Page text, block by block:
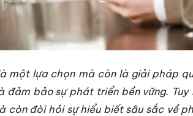
một lựa chọn mà còn là giải pháp
đảm bảo sự phát triển bền vững.
còn đòi hỏi sự hiểu biết sâu sắc về